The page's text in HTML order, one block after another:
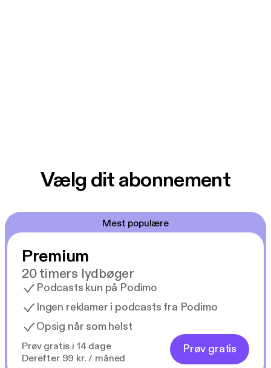
Vælg dit abonnement
Mest populære
Premium
20 timers lydbøger
Podcasts kun på Podimo
Ingen reklamer i podcasts fra Podimo
Opsig når som helst
Prøv gratis i 14 dage
Derefter 99 kr. / måned
Prøv gratis